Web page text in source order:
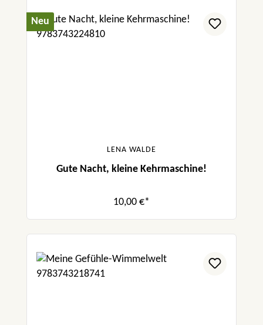
Neu
LENA WALDE
Gute Nacht, kleine Kehrmaschine!
10,00 €*